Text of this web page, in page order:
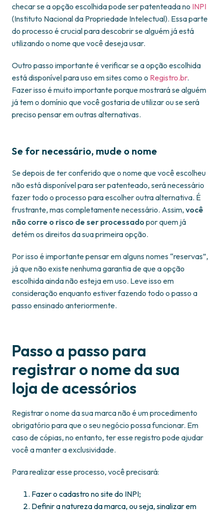
checar se a opção escolhida pode ser patenteada no INPI
(Instituto Nacional da Propriedade Intelectual). Essa parte
do processo é crucial para descobrir se alguém já está
utilizando o nome que você deseja usar.
Outro passo importante é verificar se a opção escolhida
está disponível para uso em sites como o Registro.br.
Fazer isso é muito importante porque mostrará se alguém
já tem o domínio que você gostaria de utilizar ou se será
preciso pensar em outras alternativas.
Se for necessário, mude o nome
Se depois de ter conferido que o nome que você escolheu
não está disponível para ser patenteado, será necessário
fazer todo o processo para escolher outra alternativa. É
frustrante, mas completamente necessário. Assim, você
não corre o risco de ser processado por quem já
detém os direitos da sua primeira opção.
Por isso é importante pensar em alguns nomes “reservas”,
já que não existe nenhuma garantia de que a opção
escolhida ainda não esteja em uso. Leve isso em
consideração enquanto estiver fazendo todo o passo a
passo ensinado anteriormente.
Passo a passo para
registrar o nome da sua
loja de acessórios
Registrar o nome da sua marca não é um procedimento
obrigatório para que o seu negócio possa funcionar. Em
caso de cópias, no entanto, ter esse registro pode ajudar
você a manter a exclusividade.
Para realizar esse processo, você precisará:
Fazer o cadastro no site do INPI;
Definir a natureza da marca, ou seja, sinalizar em